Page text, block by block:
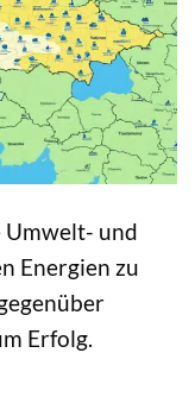
Umwelt- und
Energien zu
Erfolg.